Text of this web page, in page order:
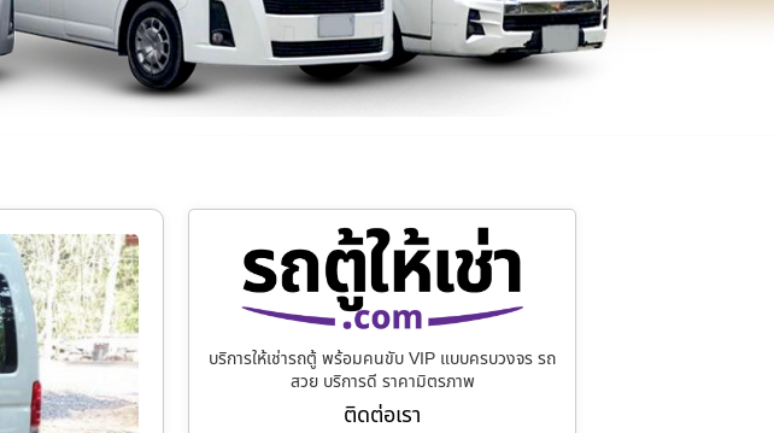
บริการให้เช่ารถตู้ พร้อมคนขับ VIP แบบครบวงจร รถ
สวย บริการดี ราคามิตรภาพ
ติดต่อเรา